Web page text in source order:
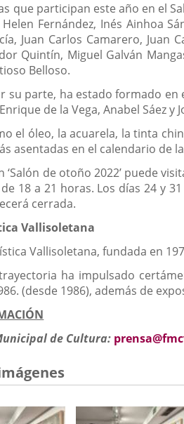
que participan este año en el
Fernández, Inés Ainhoa
Juan Carlos Camarero, Juan
Quintín, Miguel Galván
Belloso.
su parte, ha estado formado en
de la Vega, Anabel Sáez y
el óleo, la acuarela, la tinta
asentadas en el calendario de
‘Salón de otoño 2022’ puede
18 a 21 horas. Los días 24 y
cerrada.
Vallisoletana
Vallisoletana, fundada en
ha impulsado
(desde 1986), además de
de Cultura: